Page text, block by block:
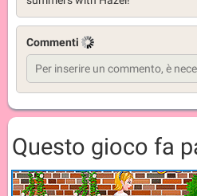
Commenti
Questo gioco fa